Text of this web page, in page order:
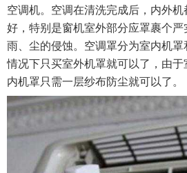
空调机。空调在清洗完成后，内外
好，特别是窗机室外部分应罩裹个严
雨、尘的侵蚀。空调罩分为室内机
情况下只买室外机罩就可以了，由
内机罩只需一层纱布防尘就可以了。